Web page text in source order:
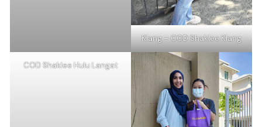
Klang – COD Shaklee Klang
COD Shaklee Hulu Langat